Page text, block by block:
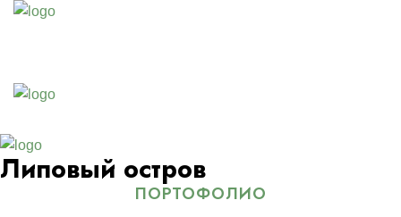
Липовый остров
ПОРТОФОЛИО